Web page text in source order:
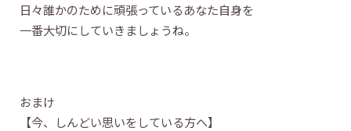
日々誰かのために頑張っているあなた自身を
一番大切にしていきましょうね。
おまけ
【今、しんどい思いをしている方へ】